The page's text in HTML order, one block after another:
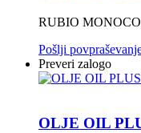
RUBIO
Pošlji
Preveri zalogo
OLJE OIL